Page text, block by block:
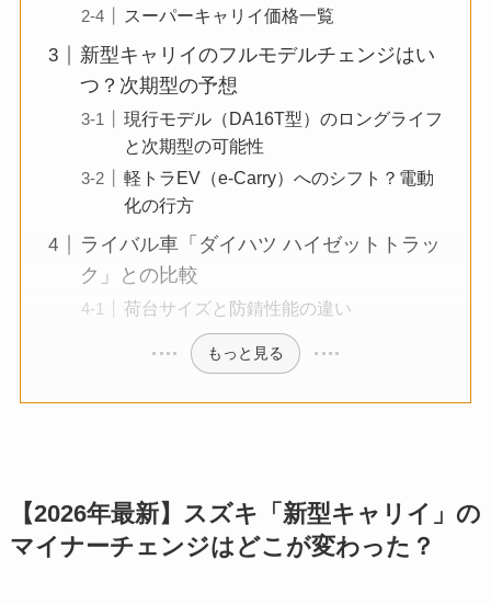
スーパーキャリイ価格一覧
新型キャリイのフルモデルチェンジはい
つ？次期型の予想
現行モデル（DA16T型）のロングライフ
と次期型の可能性
軽トラEV（e-Carry）へのシフト？電動
化の行方
ライバル車「ダイハツ ハイゼットトラッ
ク」との比較
荷台サイズと防錆性能の違い
もっと見る
【2026年最新】スズキ「新型キャリイ」の
マイナーチェンジはどこが変わった？